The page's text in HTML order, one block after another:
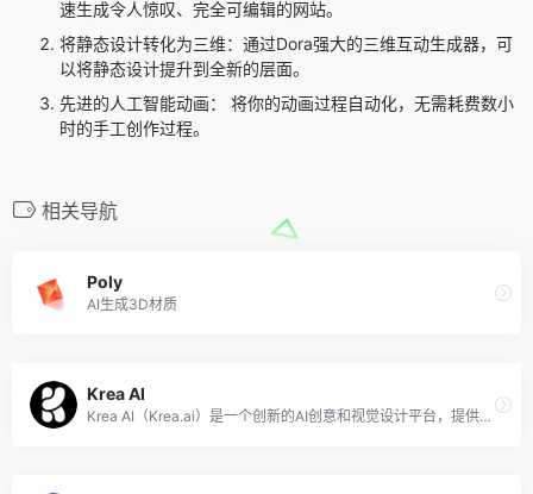
速生成令人惊叹、完全可编辑的网站。
将静态设计转化为三维：通过Dora强大的三维互动生成器，可
以将静态设计提升到全新的层面。
先进的人工智能动画： 将你的动画过程自动化，无需耗费数小
时的手工创作过程。
相关导航
Poly
AI生成3D材质
Krea AI
Krea AI（Krea.ai）是一个创新的AI创意和视觉设计平台，提供文生图/视频、图片放大、模型训练等功能，可以帮助用户生成多种高质量的风格、概念和作品及视觉效果，该产品近期因其可以实时生成AI图像而广受欢迎。Krea是一款革命性的人工智能创意工具，将艺术创作与前沿科技完美融合，为设计师、艺术家和创意工作者提供了一个无限可能的平台。